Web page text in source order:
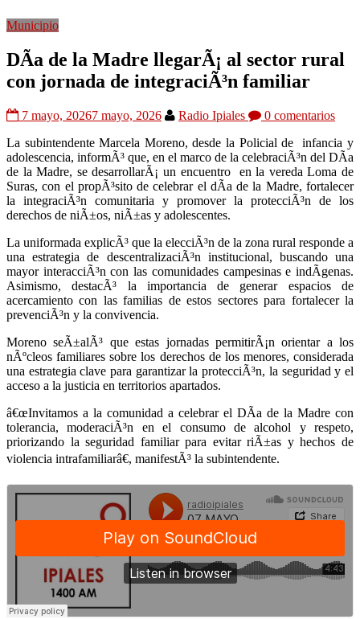
Municipio
DÃ­a de la Madre llegarÃ¡ al sector rural
con jornada de integraciÃ³n familiar
7 mayo, 20267 mayo, 2026 Radio Ipiales
0 comentarios
La subintendente Marcela Moreno, desde la Policial de infancia y
adolescencia, informÃ³ que, en el marco de la celebraciÃ³n del DÃ­a
de la Madre, se desarrollarÃ¡ un encuentro en la vereda Loma de
Suras, con el propÃ³sito de celebrar el dÃ­a de la Madre, fortalecer
la integraciÃ³n comunitaria y promover la protecciÃ³n de los
derechos de niÃ±os, niÃ±as y adolescentes.
La uniformada explicÃ³ que la elecciÃ³n de la zona rural responde a
una estrategia de descentralizaciÃ³n institucional, buscando una
mayor interacciÃ³n con las comunidades campesinas e indÃ­genas.
Asimismo, destacÃ³ la importancia de generar espacios de
acercamiento con las familias de estos sectores para fortalecer la
prevenciÃ³n y la convivencia.
Moreno seÃ±alÃ³ que estas jornadas permitirÃ¡n orientar a los
nÃºcleos familiares sobre los derechos de los menores, considerada
una estrategia clave para garantizar la protecciÃ³n, la seguridad y el
acceso a la justicia en territorios apartados.
â€œInvitamos a la comunidad a celebrar el DÃ­a de la Madre con
tolerancia, moderaciÃ³n en el consumo de alcohol y respeto,
priorizando la seguridad familiar para evitar riÃ±as y hechos de
violencia intrafamiliarâ€, manifestÃ³ la subintendente.